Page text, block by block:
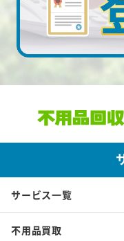
サービス一覧
不用品買取